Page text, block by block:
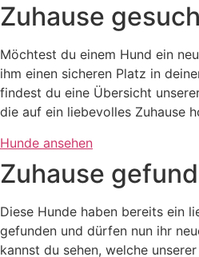
Zuhause
Möchtest du einem Hund ein
ihm einen sicheren Platz in
findest du eine Übersicht
die auf ein liebevolles Zuhause
Hunde ansehen
Zuhause
Diese Hunde haben bereits ein
gefunden und dürfen nun ihr
kannst du sehen, welche